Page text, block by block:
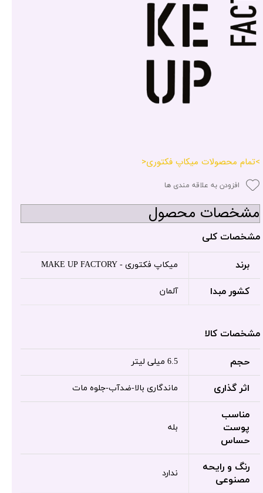
>تمام محصولات میکاپ فکتوری<
افزودن به علاقه مندی ها
مشخصات محصول
مشخصات کلی
برند میکاپ فکتوری - MAKE UP FACTORY
کشور مبدا آلمان
مشخصات کالا
حجم 6.5 میلی لیتر
اثر گذاری ماندگاری بالا-ضدآب-جلوه مات
مناسب
پوست
حساس
بله
رنگ و رایحه
مصنوعی
ندارد